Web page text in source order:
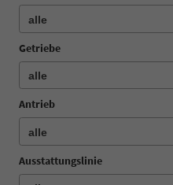
Getriebe
Antrieb
Ausstattungslinie